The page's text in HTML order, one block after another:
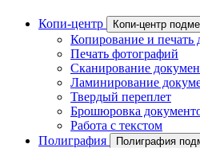
Копи-центр Копи-центр
Копирование и печать
Печать фотографий
Сканирование
Ламинирование
Твердый переплет
Брошюровка
Работа с текстом
Полиграфия
Полиграфия